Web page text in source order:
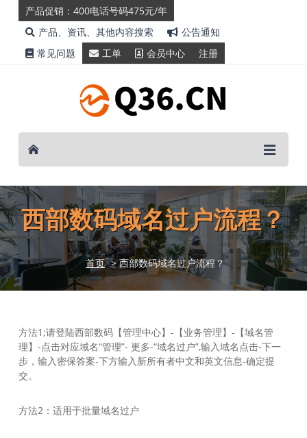
产品促销：400电话号码475元/年
产品、资讯、其他内容搜索
公告通知
常见问题
工单 会员中心 注册
西部数码域名过户流程？
首页 > 西部数码域名过户流程？
方法1;请登陆西部数码【管理中心】-【业务管理】-【域名管
理】-点击对应域名“管理”- 更多-“域名过户”,输入域名点击-下一
步，输入密保答案-下方输入新所有者中文和英文信息-确定提
交。
方法2：适用于批量域名过户